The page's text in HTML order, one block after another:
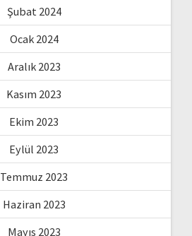
Şubat 2024
Ocak 2024
Aralık 2023
Kasım 2023
Ekim 2023
Eylül 2023
Temmuz 2023
Haziran 2023
Mayıs 2023